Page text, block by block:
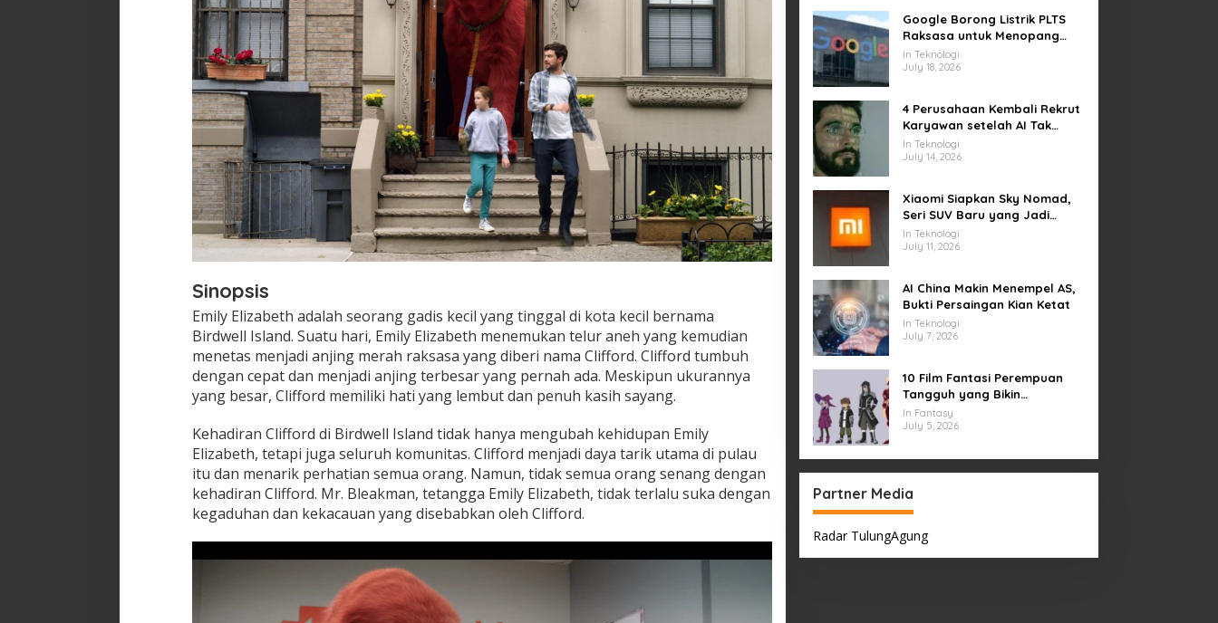
Sinopsis
Emily Elizabeth adalah seorang gadis kecil yang tinggal di kota kecil bernama
Birdwell Island. Suatu hari, Emily Elizabeth menemukan telur aneh yang kemudian
menetas menjadi anjing merah raksasa yang diberi nama Clifford. Clifford tumbuh
dengan cepat dan menjadi anjing terbesar yang pernah ada. Meskipun ukurannya
yang besar, Clifford memiliki hati yang lembut dan penuh kasih sayang.
Kehadiran Clifford di Birdwell Island tidak hanya mengubah kehidupan Emily
Elizabeth, tetapi juga seluruh komunitas. Clifford menjadi daya tarik utama di pulau
itu dan menarik perhatian semua orang. Namun, tidak semua orang senang dengan
kehadiran Clifford. Mr. Bleakman, tetangga Emily Elizabeth, tidak terlalu suka dengan
kegaduhan dan kekacauan yang disebabkan oleh Clifford.
Google Borong Listrik PLTS
Raksasa untuk Menopang
Pusat Data dan AI
In Teknologi
July 18, 2026
4 Perusahaan Kembali Rekrut
Karyawan setelah AI Tak
Penuhi Harapan
In Teknologi
July 14, 2026
Xiaomi Siapkan Sky Nomad,
Seri SUV Baru yang Jadi
Sorotan Otomotif Dunia
In Teknologi
July 11, 2026
AI China Makin Menempel AS,
Bukti Persaingan Kian Ketat
In Teknologi
July 7, 2026
10 Film Fantasi Perempuan
Tangguh yang Bikin
Terinspirasi, Termasuk Damsel
In Fantasy
July 5, 2026
Partner Media
Radar TulungAgung